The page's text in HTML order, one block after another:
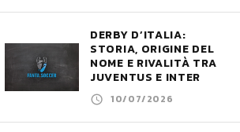
DERBY D’ITALIA:
STORIA, ORIGINE DEL
NOME E RIVALITÀ TRA
JUVENTUS E INTER
10/07/2026